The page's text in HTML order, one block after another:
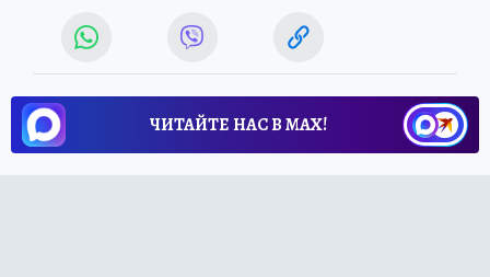
ЧИТАЙТЕ НАС В МАХ!